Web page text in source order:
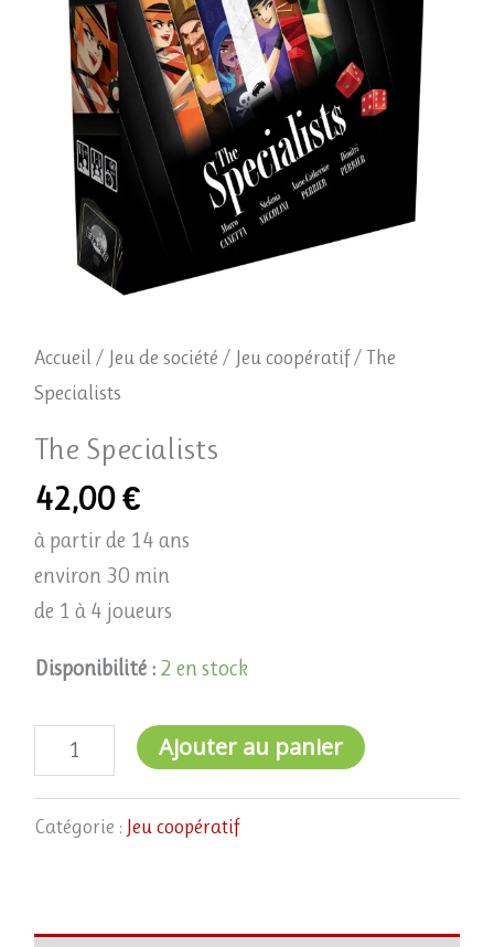
Accueil / Jeu de société / Jeu coopératif/ The
Specialists
The Specialists
42,00€
à partir de 14 ans
environ 30 min
de 1 à 4 joueurs
Disponibilité : 2 en stock
Ajouter au panier
Catégorie : Jeu coopératif